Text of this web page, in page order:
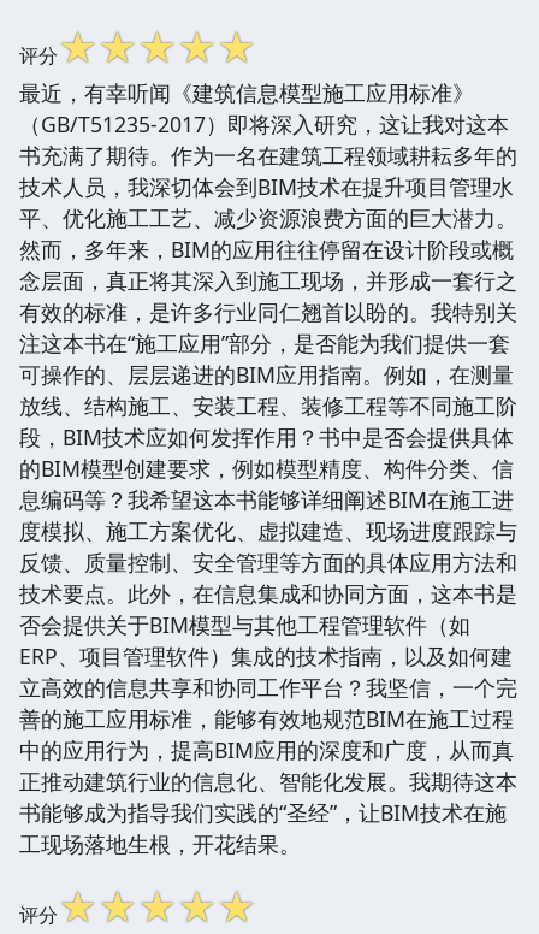
评分☆☆☆☆☆
最近，有幸听闻《建筑信息模型施工应用标准》
（GB/T51235-2017）即将深入研究，这让我对这本
书充满了期待。作为一名在建筑工程领域耕耘多年的
技术人员，我深切体会到BIM技术在提升项目管理水
平、优化施工工艺、减少资源浪费方面的巨大潜力。
然而，多年来，BIM的应用往往停留在设计阶段或概
念层面，真正将其深入到施工现场，并形成一套行之
有效的标准，是许多行业同仁翘首以盼的。我特别关
注这本书在“施工应用”部分，是否能为我们提供一套
可操作的、层层递进的BIM应用指南。例如，在测量
放线、结构施工、安装工程、装修工程等不同施工阶
段，BIM技术应如何发挥作用？书中是否会提供具体
的BIM模型创建要求，例如模型精度、构件分类、信
息编码等？我希望这本书能够详细阐述BIM在施工进
度模拟、施工方案优化、虚拟建造、现场进度跟踪与
反馈、质量控制、安全管理等方面的具体应用方法和
技术要点。此外，在信息集成和协同方面，这本书是
否会提供关于BIM模型与其他工程管理软件（如
ERP、项目管理软件）集成的技术指南，以及如何建
立高效的信息共享和协同工作平台？我坚信，一个完
善的施工应用标准，能够有效地规范BIM在施工过程
中的应用行为，提高BIM应用的深度和广度，从而真
正推动建筑行业的信息化、智能化发展。我期待这本
书能够成为指导我们实践的“圣经”，让BIM技术在施
工现场落地生根，开花结果。
评分☆☆☆☆☆